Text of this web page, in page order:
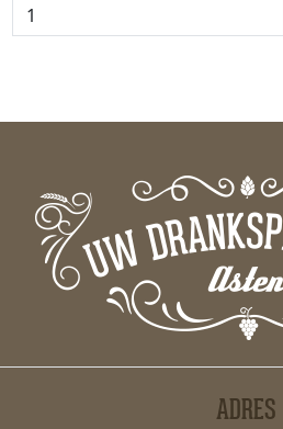
ADRES